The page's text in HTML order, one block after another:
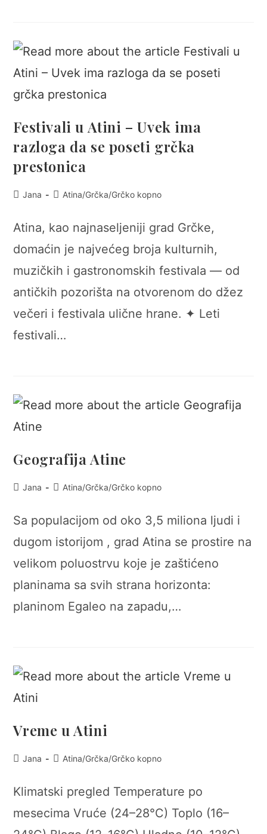
Festivali u Atini – Uvek ima
razloga da se poseti grčka
prestonica
PostJana
PostAtina/Grčka/Grčko kopno
Atina, kao najnaseljeniji grad Grčke,
domaćin je najvećeg broja kulturnih,
muzičkih i gastronomskih festivala — od
antičkih pozorišta na otvorenom do džez
večeri i festivala ulične hrane. ✦ Leti
festivali…
Geografija Atine
PostJana
PostAtina/Grčka/Grčko kopno
Sa populacijom od oko 3,5 miliona ljudi i
dugom istorijom , grad Atina se prostire na
velikom poluostrvu koje je zaštićeno
planinama sa svih strana horizonta:
planinom Egaleo na zapadu,…
Vreme u Atini
PostJana
PostAtina/Grčka/Grčko kopno
Klimatski pregled Temperature po
mesecima Vruće (24–28°C) Toplo (16–